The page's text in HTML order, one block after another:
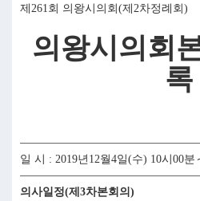
제261회 의왕시의회(제2차정례회)
의왕시의회
록
일 시 : 2019년12월4일(수) 10시00분
의사일정(제3차본회의)